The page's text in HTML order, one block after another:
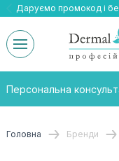
Даруємо безкоштовну
-25%
Даруємо промокод і
Персональна
Головна Бренди